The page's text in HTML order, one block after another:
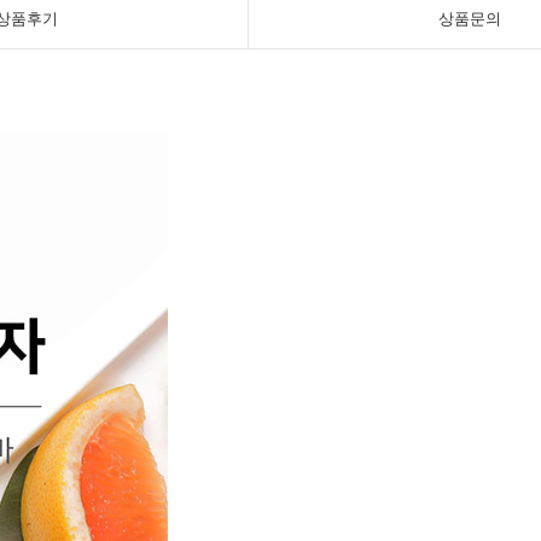
품후기 상품문의